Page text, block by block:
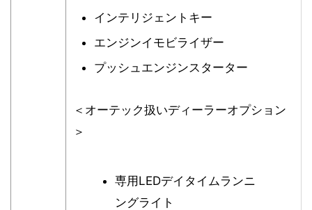
インテリジェントキー
エンジンイモビライザー
プッシュエンジンスターター
＜オーテック扱いディーラーオプション
＞
専用LEDデイタイムランニ
ングライト